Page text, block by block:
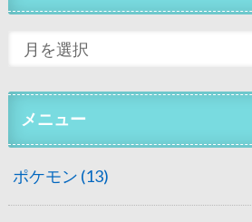
メニュー
ポケモン (13)